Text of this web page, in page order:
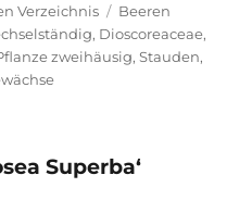
Verzeichnis Schlagwörter
Beeren
, Dioscoreaceae,
zweihäusig,Stauden,
Superba‘